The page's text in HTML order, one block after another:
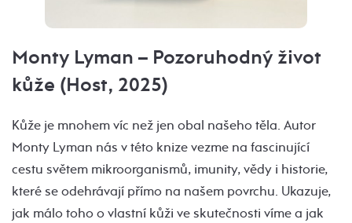
Monty Lyman – Pozoruhodný život
kůže (Host, 2025)
Kůže je mnohem víc než jen obal našeho těla. Autor
Monty Lyman nás v této knize vezme na fascinující
cestu světem mikroorganismů, imunity, vědy i historie,
které se odehrávají přímo na našem povrchu. Ukazuje,
jak málo toho o vlastní kůži ve skutečnosti víme a jak